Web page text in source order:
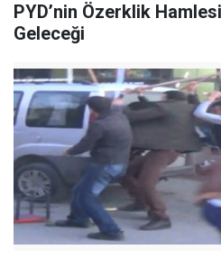
PYD’nin Özerklik
Geleceği